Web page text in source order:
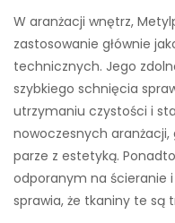
W aranżacji wnętrz,
zastosowanie głównie
technicznych. Jego
szybkiego schnięcia
utrzymaniu czystości i
nowoczesnych
parze z estetyką.
odporanym na ścieranie
sprawia, że tkaniny te są